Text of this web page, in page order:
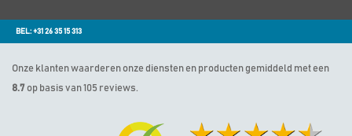
BEL: +31 26 35 15 313
Onze klanten waarderen onze diensten en producten gemiddeld met een
8.7 op basis van 105 reviews.